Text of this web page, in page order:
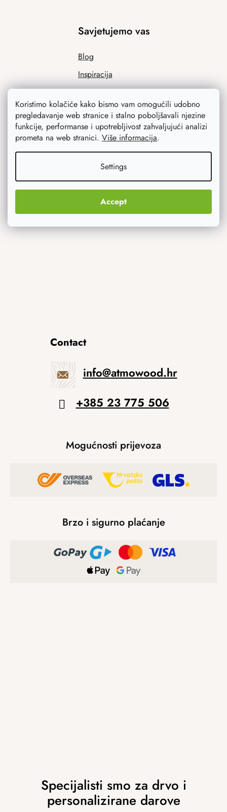
Koristimo kolačiće kako bismo vam omogućili udobno
pregledavanje web stranice i stalno poboljšavali njezine
funkcije, performanse i upotrebljivost zahvaljujući analizi
prometa na web stranici. Više informacija.
Settings
Accept
Savjetujemo vas
Blog
Inspiracija
Ono što vas najviše zanima
Originalni pokloni
Contact
info@atmowood.hr
+385 23 775 506
Mogućnosti prijevoza
Brzo i sigurno plaćanje